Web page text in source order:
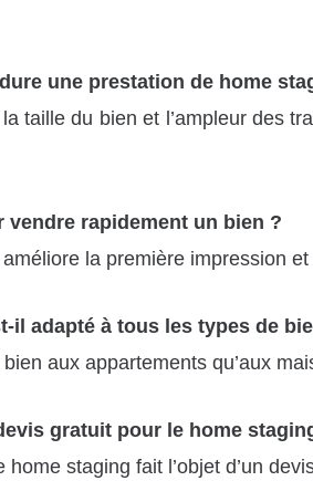
une prestation de home
taille du bien et l’ampleur des
vendre rapidement un bien ?
la première impression
il adapté à tous les types de
bien aux appartements qu’aux
gratuit pour le home
home staging fait l’objet d’un